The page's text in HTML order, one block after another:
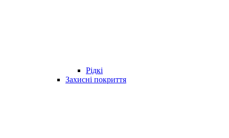
Рідкі
Захисні покриття